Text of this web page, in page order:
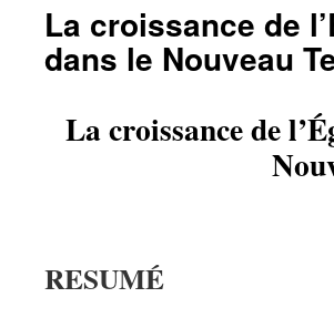
La croissance de
dans le Nouveau
La croissance de
RESUMÉ